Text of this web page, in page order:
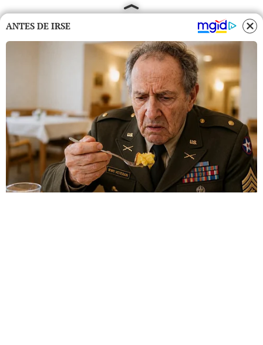
ANTES DE IRSE